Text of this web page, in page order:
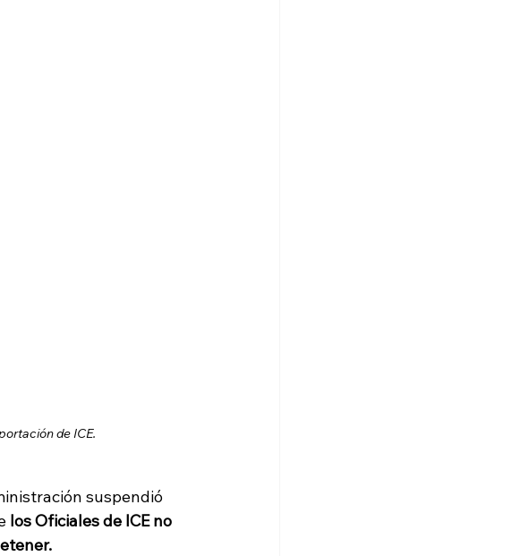
de ICE.
suspendió
los Oficiales de ICE no